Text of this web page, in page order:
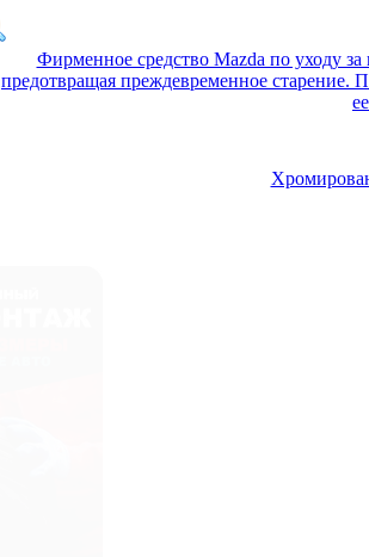
Фирменное средство Mazda по уходу
предотвращая преждевременное старение.